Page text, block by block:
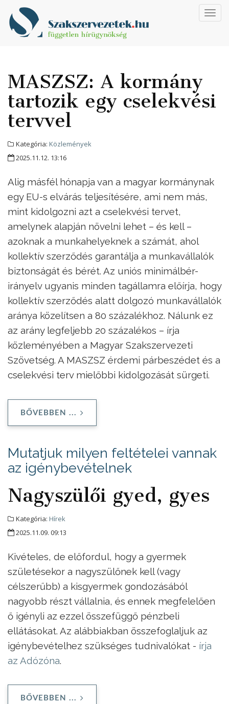
MASZSZ: A kormány
tartozik egy cselekvési
tervvel
Kategória: Közlemények
2025.11.12. 13:16
Alig másfél hónapja van a magyar kormánynak
egy EU-s elvárás teljesítésére, ami nem más,
mint kidolgozni azt a cselekvési tervet,
amelynek alapján növelni lehet – és kell –
azoknak a munkahelyeknek a számát, ahol
kollektív szerződés garantálja a munkavállalók
biztonságát és bérét. Az uniós minimálbér-
irányelv ugyanis minden tagállamra előírja, hogy
kollektív szerződés alatt dolgozó munkavállalók
aránya közelítsen a 80 százalékhoz. Nálunk ez
az arány legfeljebb 20 százalékos – írja
közleményében a Magyar Szakszervezeti
Szövetség. A MASZSZ érdemi párbeszédet és a
cselekvési terv mielőbbi kidolgozását sürgeti.
BŐVEBBEN ...
Mutatjuk milyen feltételei vannak
az igénybevételnek
Nagyszülői gyed, gyes
Kategória: Hírek
2025.11.09. 09:13
Kivételes, de előfordul, hogy a gyermek
születésekor a nagyszülőnek kell (vagy
célszerűbb) a kisgyermek gondozásából
nagyobb részt vállalnia, és ennek megfelelően
ő igényli az ezzel összefüggő pénzbeli
ellátásokat. Az alábbiakban összefoglaljuk az
igénybevételhez szükséges tudnivalókat - írja
az Adózóna.
BŐVEBBEN ...